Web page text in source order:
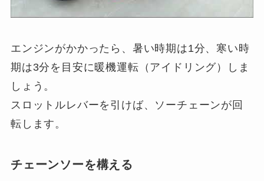
エンジンがかかったら、暑い時期は1分、寒い時
期は3分を目安に暖機運転（アイドリング）しま
しょう。
スロットルレバーを引けば、ソーチェーンが回
転します。
チェーンソーを構える